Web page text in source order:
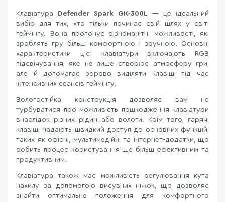
Клавіатура Defender Spark GK-300L — це ідеальний
вибір для тих, хто тільки починає свій шлях у світі
геймінгу. Вона пропонує різноманітні можливості, які
зроблять гру більш комфортною і зручною. Основні
характеристики цієї клавіатури включають RGB
підсвічування, яке не лише створює атмосферу гри,
але й допомагає зорово виділяти клавіші під час
інтенсивних сеансів геймінгу.
Вологостійка конструкція дозволяє вам не
турбуватися про можливість пошкодження клавіатури
внаслідок різних рідин або вологи. Крім того, гарячі
клавіші надають швидкий доступ до основних функцій,
таких як офісні, мультимедійні та інтернет-додатки, що
робить процес користування ще більш ефективним та
продуктивним.
Клавіатура також має можливість регулювання кута
нахилу за допомогою висувних ніжок, що дозволяє
знайти оптимальне положення для комфортного